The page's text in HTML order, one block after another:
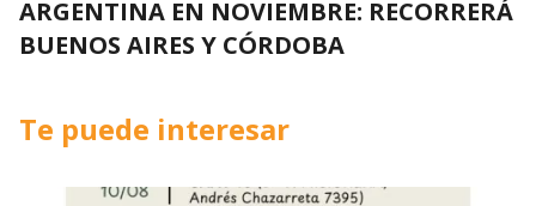
ARGENTINA EN NOVIEMBRE: RECORRERÁ
BUENOS AIRES Y CÓRDOBA
Te puede interesar